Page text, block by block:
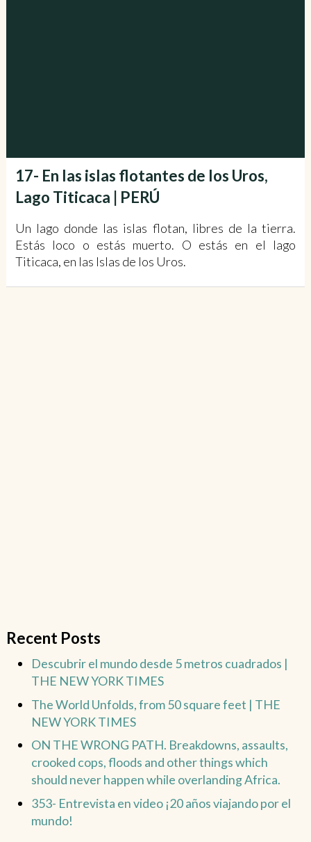
17- En las islas flotantes de los Uros,
Lago Titicaca | PERÚ
Un lago donde las islas flotan, libres de la tierra.
Estás loco o estás muerto. O estás en el lago
Titicaca, en las Islas de los Uros.
Recent Posts
Descubrir el mundo desde 5 metros cuadrados |
THE NEW YORK TIMES
The World Unfolds, from 50 square feet | THE
NEW YORK TIMES
ON THE WRONG PATH. Breakdowns, assaults,
crooked cops, floods and other things which
should never happen while overlanding Africa.
353- Entrevista en video ¡20 años viajando por el
mundo!